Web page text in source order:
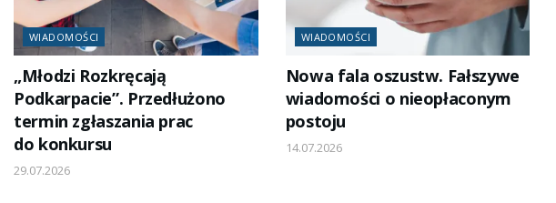
WIADOMOŚCI
„Młodzi Rozkręcają
Podkarpacie”. Przedłużono
termin zgłaszania prac
do konkursu
29.07.2026
WIADOMOŚCI
Nowa fala oszustw. Fałszywe
wiadomości o nieopłaconym
postoju
14.07.2026